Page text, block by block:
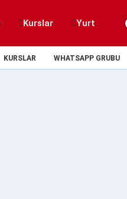
Kurslar Yurt
KURSLAR WHATSAPP GRUBU